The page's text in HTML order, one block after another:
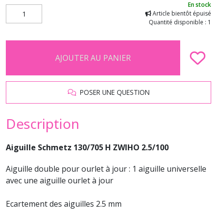
En stock
Article bientôt épuisé
Quantité disponible : 1
AJOUTER AU PANIER
POSER UNE QUESTION
Description
Aiguille Schmetz 130/705 H ZWIHO 2.5/100
Aiguille double pour ourlet à jour : 1 aiguille universelle
avec une aiguille ourlet à jour
Ecartement des aiguilles 2.5 mm